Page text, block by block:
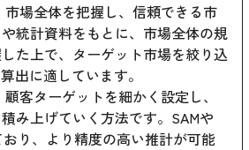
市場全体を把握し、信頼できる市
統計資料をもとに、市場全体の規
た上で、ターゲット市場を絞り込
出に適しています。
顧客ターゲットを細かく設定し、
み上げていく方法です。SAMや
り、より精度の高い推計が可能